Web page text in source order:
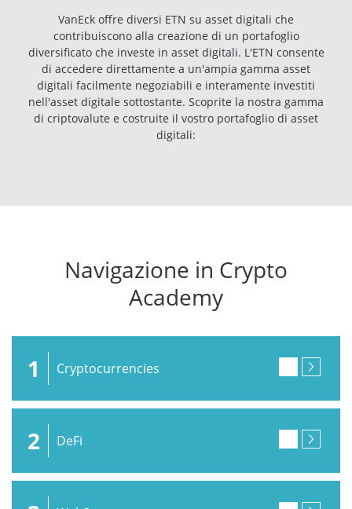
VanEck offre diversi ETN su asset digitali che
contribuiscono alla creazione di un portafoglio
diversificato che investe in asset digitali. L'ETN consente
di accedere direttamente a un'ampia gamma asset
digitali facilmente negoziabili e interamente investiti
nell'asset digitale sottostante. Scoprite la nostra gamma
di criptovalute e costruite il vostro portafoglio di asset
digitali:
Navigazione in Crypto
Academy
1 Cryptocurrencies
2 DeFi